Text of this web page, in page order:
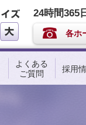
24時間365
各ホ
よくある
ご質問
採用